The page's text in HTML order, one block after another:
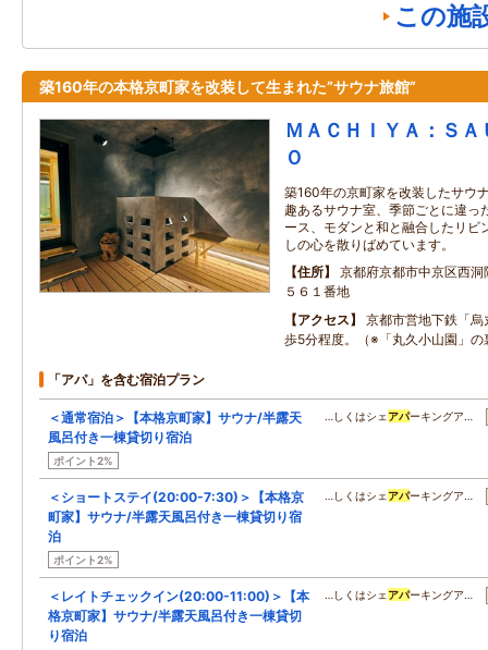
この施
築160年の本格京町家を改装して生まれた”サウナ旅館”
ＭＡＣＨＩＹＡ：Ｓ
Ｏ
築160年の京町家を改装したサウ
趣あるサウナ室、季節ごとに違っ
ース、モダンと和と融合したリビ
しの心を散りばめています。
住所
京都府京都市中京区西
５６１番地
アクセス
京都市営地下鉄「
歩5分程度。（※「丸久小山園」の
「アパ」を含む宿泊プラン
＜通常宿泊＞【本格京町家】サウナ/半露天
風呂付き一棟貸切り宿泊
ポイント2%
…しくはシェ アパーキングア…
＜ショートステイ(20:00-7:30)＞【本格京
町家】サウナ/半露天風呂付き一棟貸切り宿
泊
ポイント2%
…しくはシェ アパーキングア…
＜レイトチェックイン(20:00-11:00)＞【本
格京町家】サウナ/半露天風呂付き一棟貸切
り宿泊
…しくはシェ アパーキングア…